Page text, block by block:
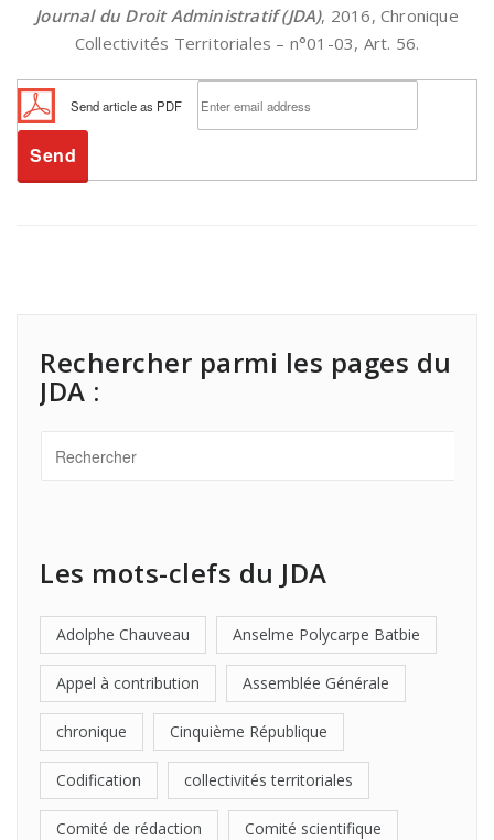
Journal du Droit Administratif (JDA), 2016, Chronique
Collectivités Territoriales – n°01-03, Art. 56.
Send article as PDF
Rechercher parmi les pages du
JDA :
Les mots-clefs du JDA
Adolphe Chauveau Anselme Polycarpe Batbie
Appel à contribution Assemblée Générale
chronique Cinquième République
Codification collectivités territoriales
Comité de rédaction Comité scientifique